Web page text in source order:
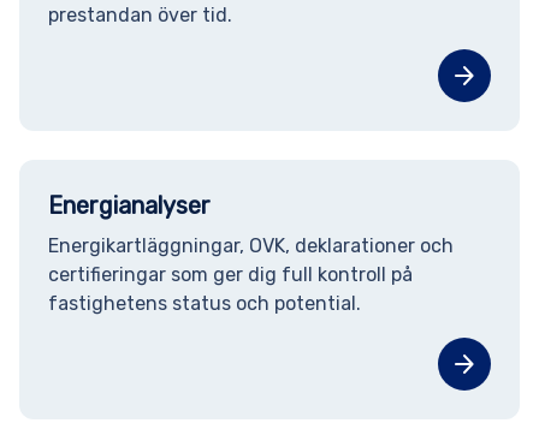
prestandan över tid.
arrow_forward
Energianalyser
Energikartläggningar, OVK, deklarationer och
certifieringar som ger dig full kontroll på
fastighetens status och potential.
arrow_forward